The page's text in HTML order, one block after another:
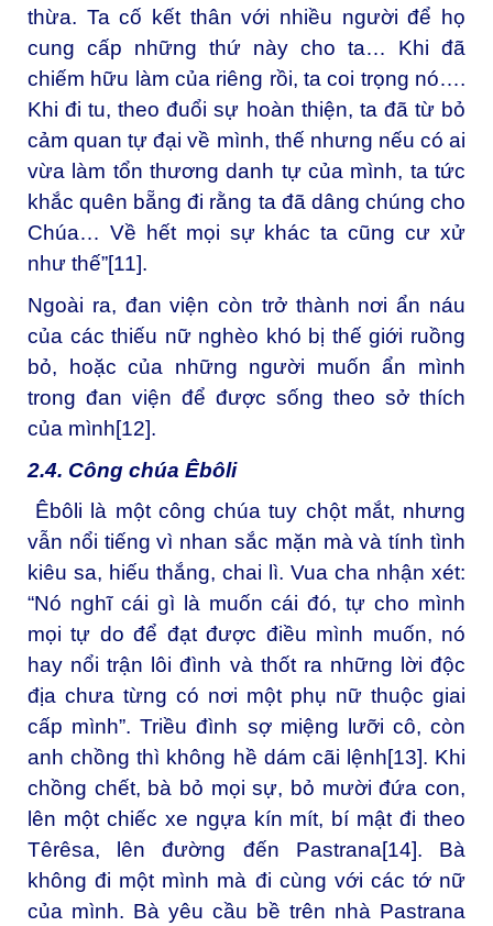
thừa. Ta cố kết thân với nhiều người để họ
cung cấp những thứ này cho ta… Khi đã
chiếm hữu làm của riêng rồi, ta coi trọng nó….
Khi đi tu, theo đuổi sự hoàn thiện, ta đã từ bỏ
cảm quan tự đại về mình, thế nhưng nếu có ai
vừa làm tổn thương danh tự của mình, ta tức
khắc quên bẵng đi rằng ta đã dâng chúng cho
Chúa… Về hết mọi sự khác ta cũng cư xử
như thế”[11].
Ngoài ra, đan viện còn trở thành nơi ẩn náu
của các thiếu nữ nghèo khó bị thế giới ruồng
bỏ, hoặc của những người muốn ẩn mình
trong đan viện để được sống theo sở thích
của mình[12].
2.4. Công chúa Êbôli
Êbôli là một công chúa tuy chột mắt, nhưng
vẫn nổi tiếng vì nhan sắc mặn mà và tính tình
kiêu sa, hiếu thắng, chai lì. Vua cha nhận xét:
“Nó nghĩ cái gì là muốn cái đó, tự cho mình
mọi tự do để đạt được điều mình muốn, nó
hay nổi trận lôi đình và thốt ra những lời độc
địa chưa từng có nơi một phụ nữ thuộc giai
cấp mình”. Triều đình sợ miệng lưỡi cô, còn
anh chồng thì không hề dám cãi lệnh[13]. Khi
chồng chết, bà bỏ mọi sự, bỏ mười đứa con,
lên một chiếc xe ngựa kín mít, bí mật đi theo
Têrêsa, lên đường đến Pastrana[14]. Bà
không đi một mình mà đi cùng với các tớ nữ
của mình. Bà yêu cầu bề trên nhà Pastrana